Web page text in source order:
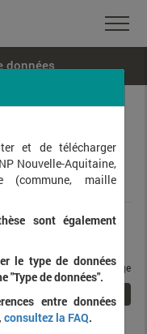
données
taxons / page
et de télécharger
Nouvelle-Aquitaine,
(commune, maille
sont également
le type de données
"Type de données".
entre données
consultez la FAQ.